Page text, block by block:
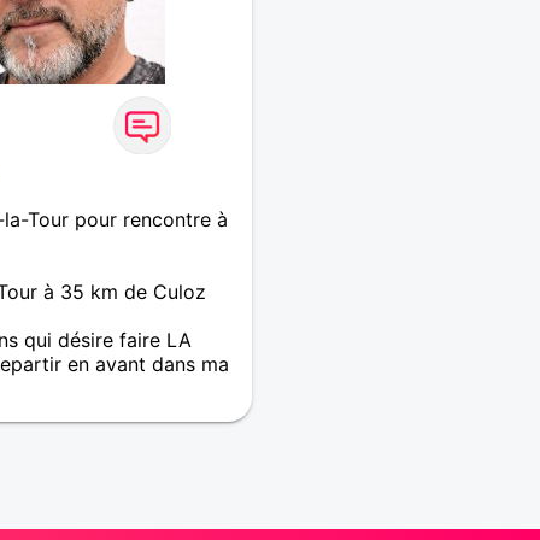
Tour pour rencontre à
à 35 km de Culoz
qui désire faire LA
en avant dans ma